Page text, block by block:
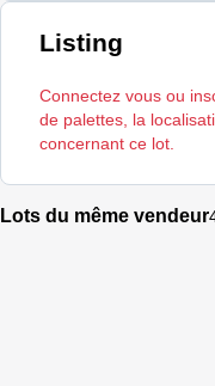
Listing
Connectez vous ou
de palettes, la
concernant ce lot.
Lots du même vendeur